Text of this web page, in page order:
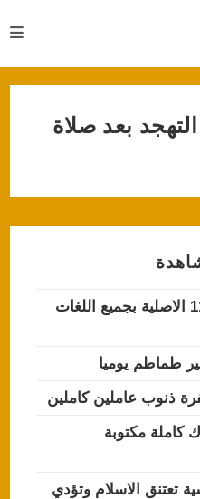
بعد صلاة
تحميل احدث نسخ ويندوز 11 الاصلية بجميع اللغات
طماطم يوميا
ذنوب عاملين كاملين
كاملة مكتوبة
تعتنق الاسلام وتؤدي